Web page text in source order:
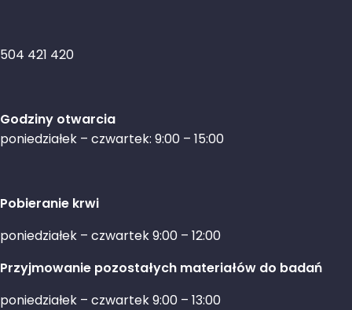
504 421 420
Godziny otwarcia
poniedziałek – czwartek: 9:00 – 15:00
Pobieranie krwi
poniedziałek – czwartek 9:00 – 12:00
Przyjmowanie pozostałych materiałów do badań
poniedziałek – czwartek 9:00 – 13:00